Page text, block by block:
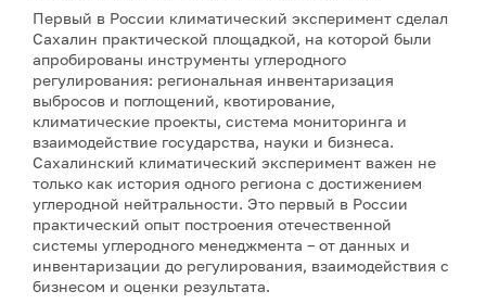
Первый в России климатический эксперимент сделал
Сахалин практической площадкой, на которой были
апробированы инструменты углеродного
регулирования: региональная инвентаризация
выбросов и поглощений, квотирование,
климатические проекты, система мониторинга и
взаимодействие государства, науки и бизнеса.
Сахалинский климатический эксперимент важен не
только как история одного региона с достижением
углеродной нейтральности. Это первый в России
практический опыт построения отечественной
системы углеродного менеджмента – от данных и
инвентаризации до регулирования, взаимодействия с
бизнесом и оценки результата.